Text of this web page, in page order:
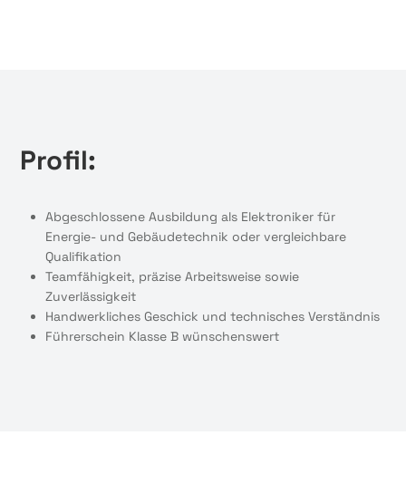
Profil:
Abgeschlossene Ausbildung als Elektroniker für
Energie- und Gebäudetechnik oder vergleichbare
Qualifikation
Teamfähigkeit, präzise Arbeitsweise sowie
Zuverlässigkeit
Handwerkliches Geschick und technisches Verständnis
Führerschein Klasse B wünschenswert